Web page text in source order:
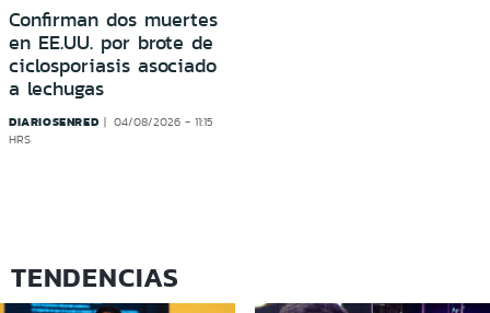
Confirman dos muertes
en EE.UU. por brote de
ciclosporiasis asociado
a lechugas
DIARIOSENRED
04/08/2026 - 11:15
HRS
TENDENCIAS